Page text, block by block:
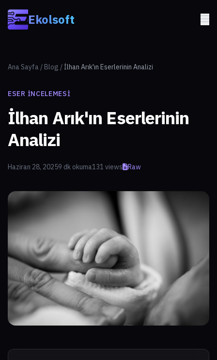
Ekolsoft
Ana Sayfa / Blog /İlhan Arık'ın Eserlerinin Analizi
ESER İNCELEMESI
İlhan Arık'ın Eserlerinin
Analizi
Haziran 28, 20259 dk okuma131 views Raw